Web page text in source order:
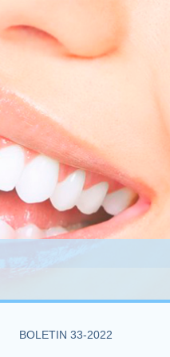
BOLETIN 33-2022